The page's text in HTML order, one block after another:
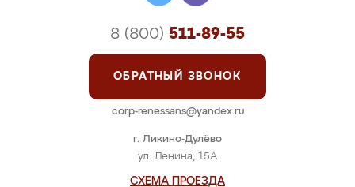
г. Ликино-Дулёво
ул. Ленина, 15А
СХЕМА ПРОЕЗДА
8 (800) 511-89-55
ОБРАТНЫЙ ЗВОНОК
corp-renessans@yandex.ru